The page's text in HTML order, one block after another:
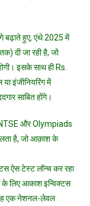
बढ़ाते हुए, एंथे 2025 में
दी जा रही है, जो
इसके साथ ही Rs.
इंजीनियरिंग में
साबित होंगे।
और Olympiads
है, जो आक़ाश के
ऐस टेस्ट लॉन्च कर रहा
के लिए आकाश इन्विक्टस
यह एक नेशनल-लेवल